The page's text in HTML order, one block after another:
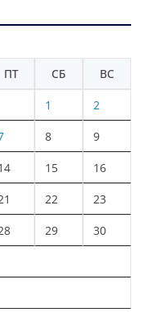
ПТ СБ ВС
1 2
8 9
15 16
22 23
29 30